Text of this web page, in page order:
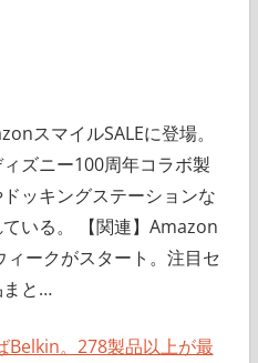
スマイルSALEに登場。
ズニー100周年コラボ製
ッキングステーションな
いる。 【関連】Amazon
ィークがスタート。注目セ
まと…
Belkin。278製品以上が最